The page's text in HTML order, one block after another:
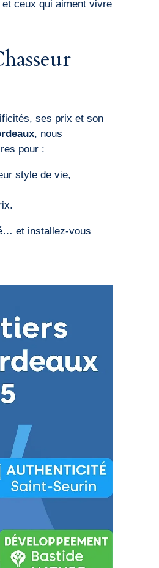
ceux qui aiment vivre
ses prix et son
, nous
pour :
style de vie,
et installez-vous